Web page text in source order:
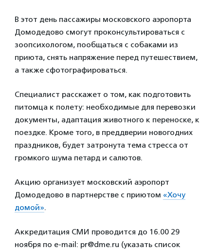
В этот день пассажиры московского аэропорта
Домодедово смогут проконсультироваться с
зоопсихологом, пообщаться с собаками из
приюта, снять напряжение перед путешествием,
а также сфотографироваться.
Специалист расскажет о том, как подготовить
питомца к полету: необходимые для перевозки
документы, адаптация животного к переноске, к
поездке. Кроме того, в преддверии новогодних
праздников, будет затронута тема стресса от
громкого шума петард и салютов.
Акцию организует московский аэропорт
Домодедово в партнерстве с приютом «Хочу
домой».
Аккредитация СМИ проводится до 16.00 29
ноября по e-mail: pr@dme.ru (указать список